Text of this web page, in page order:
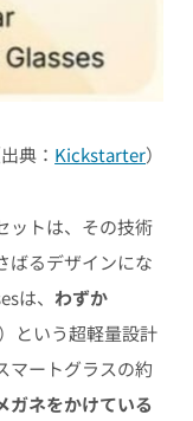
出典： Kickstarter）
ットは、その技術
ばるデザインにな
は、 わずか
という超軽量設計
マートグラスの約
ガネをかけている